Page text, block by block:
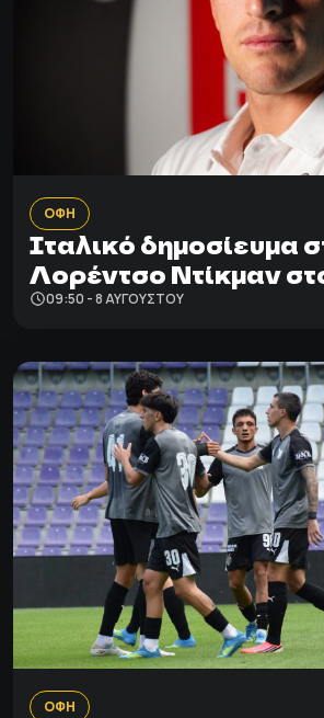
ΟΦΗ
Ιταλικό δημοσίευμα
Λορέντσο Ντίκμαν
09:50 - 8 ΑΥΓΟΎΣΤΟΥ
ΟΦΗ